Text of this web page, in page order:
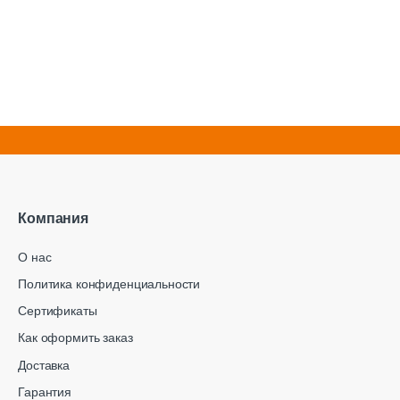
Компания
О нас
Политика конфиденциальности
Сертификаты
Как оформить заказ
Доставка
Гарантия